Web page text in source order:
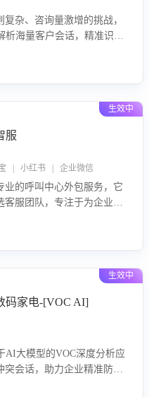
杂、咨询量激增的挑战，
析海量客户会话，精准识别
估客服团队政策解读准确
生效中
服
| 小红书 | 企业微信
业的呼叫中心外包服务，它
客服团队，专注于为企业提
和质量，帮助企业实现降
生效中
码家电-[VOC AI]
AI大模型的VOC深度分析应
突会话，助力企业精准防控